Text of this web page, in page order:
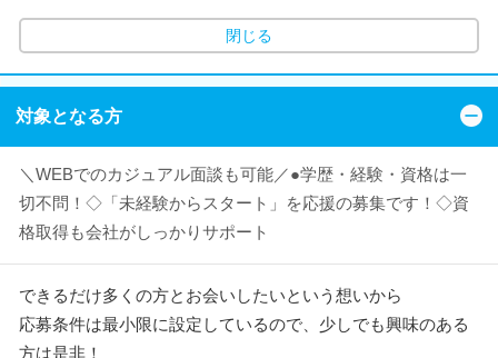
閉じる
対象となる方
＼WEBでのカジュアル面談も可能／●学歴・経験・資格は一
切不問！◇「未経験からスタート」を応援の募集です！◇資
格取得も会社がしっかりサポート
できるだけ多くの方とお会いしたいという想いから
応募条件は最小限に設定しているので、少しでも興味のある
方は是非！